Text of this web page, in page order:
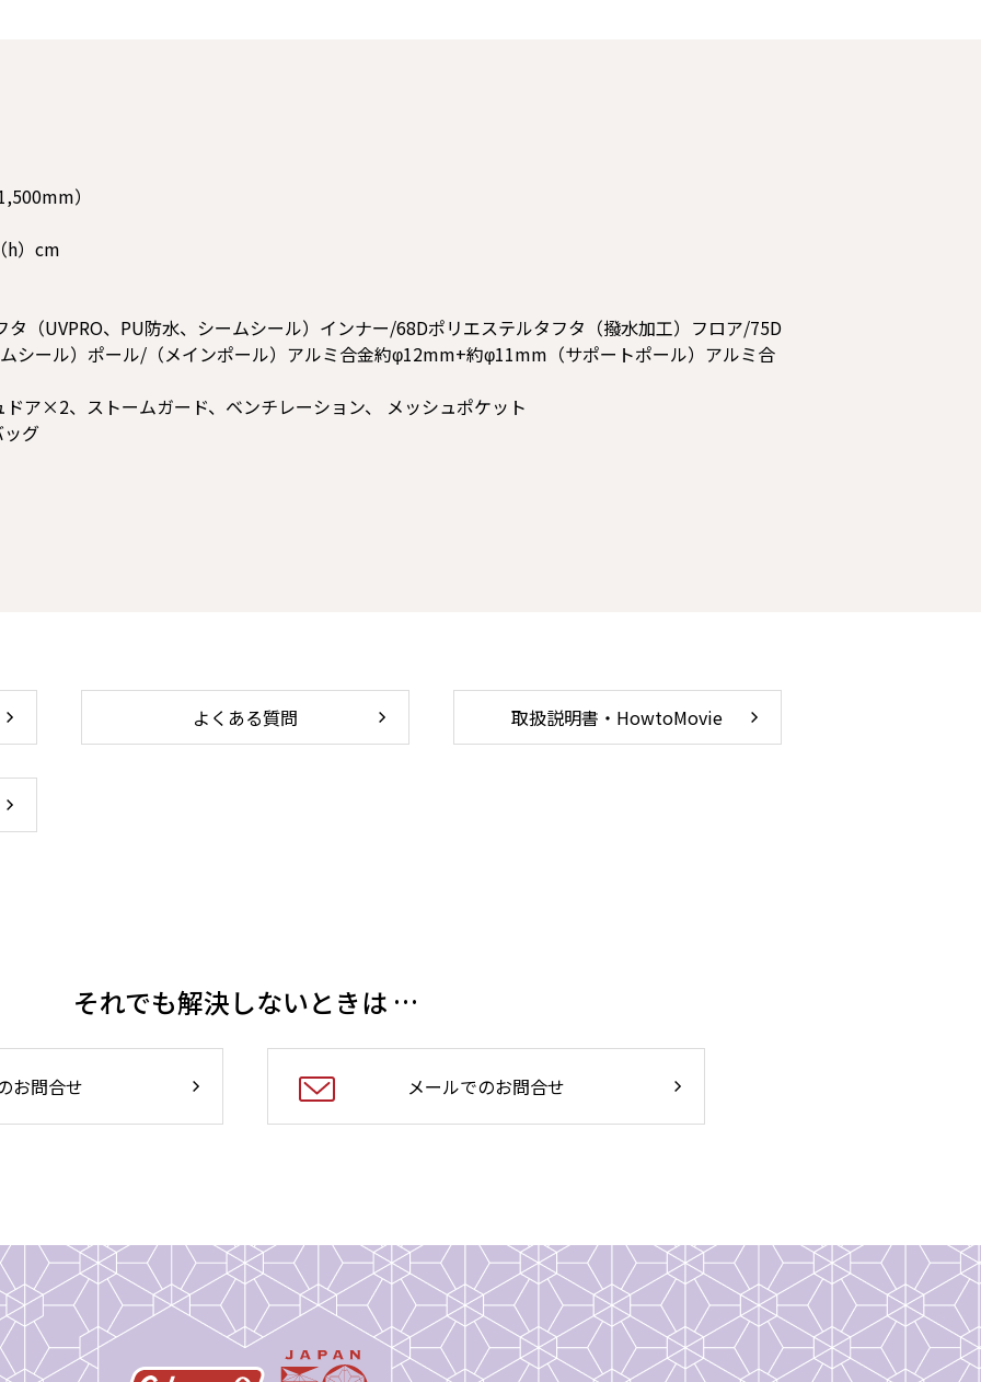
）
）cm
（UVPRO、PU防水、シームシール）インナー/68Dポリエステルタフタ（撥水加工）フロア/75D
シール）ポール/（メインポール）アルミ合金約φ12mm+約φ11mm（サポートポール）アルミ合
ア×2、ストームガード、ベンチレーション、 メッシュポケット
グ
よくある質問 取扱説明書・HowtoMovie
それでも解決しないときは …
お問合せ メールでのお問合せ